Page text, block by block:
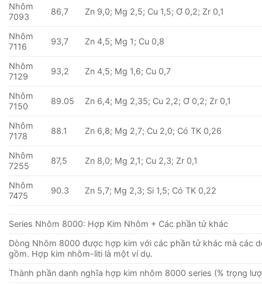
Nhôm
7093
86,7 Zn 9,0; Mg 2,5; Cu 1,5; Ơ 0,2; Zr 0,1
Nhôm
7116
93,7 Zn 4,5; Mg 1; Cu 0,8
Nhôm
7129
93,2 Zn 4,5; Mg 1,6; Cu 0,7
Nhôm
7150
89.05 Zn 6,4; Mg 2,35; Cu 2,2; Ơ 0,2; Zr 0,1
Nhôm
7178
88.1 Zn 6,8; Mg 2,7; Cu 2,0; Có TK 0,26
Nhôm
7255
87,5 Zn 8,0; Mg 2,1; Cu 2,3; Zr 0,1
Nhôm
7475
90.3 Zn 5,7; Mg 2,3; Si 1,5; Có TK 0,22
Series Nhôm 8000: Hợp Kim Nhôm + Các phần tử khác
Dòng Nhôm 8000 được hợp kim với các phần tử khác mà các
gồm. Hợp kim nhôm-liti là một ví dụ.
Thành phần danh nghĩa hợp kim nhôm 8000 series (% trọng